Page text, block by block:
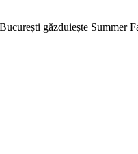
găzduiește